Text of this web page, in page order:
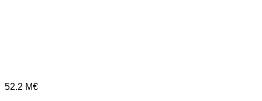
52.2 M€